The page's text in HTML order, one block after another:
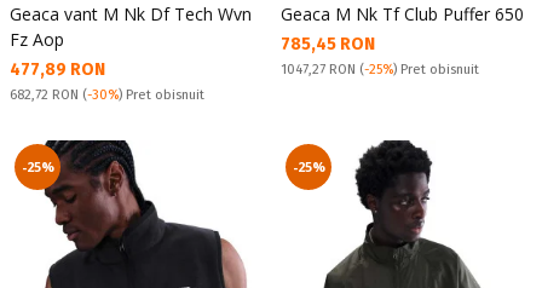
Geaca vant M Nk Df Tech Wvn
Fz Aop
Текуща цена:
477,89 RON
Pret obisnuit:
682,72 RON (-30%) Pret obisnuit
Geaca M Nk Tf Club Puffer 650
Текуща цена:
785,45 RON
Pret obisnuit:
1047,27 RON (-25%) Pret obisnuit
-25% -25%